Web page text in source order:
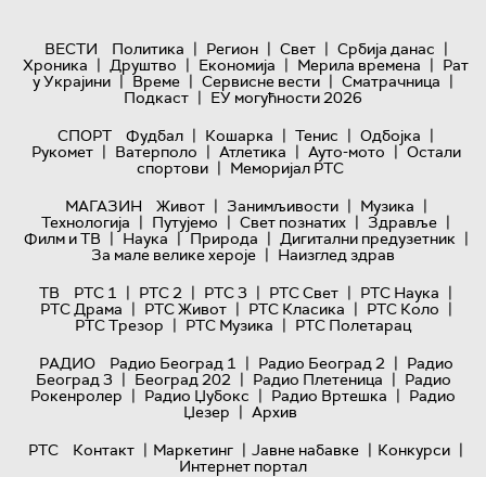
ВЕСТИ Политика | Регион | Свет | Србија данас |
Хроника | Друштво | Економија | Мерила времена | Рат
у Украјини | Време | Сервисне вести | Сматрачница |
Подкаст | ЕУ могућности 2026
СПОРТ
Фудбал | Кошарка | Тенис | Одбојка |
Рукомет | Ватерполо | Атлетика | Ауто-мото | Остали
спортови | Меморијал РТС
МАГАЗИН
Живот | Занимљивости | Музика |
Технологијa | Путујемо | Свет познатих | Здравље |
Филм и ТВ | Наука | Природа | Дигитални предузетник |
За мале велике хероје | Наизглед здрав
ТВ
РТС 1 | РТС 2 | РТС 3 | РТС Свет | РТС Наука |
РТС Драма | РТС Живот | РТС Класика | РТС Коло |
РТС Трезор | РТС Музика | РТС Полетарац
РАДИО
Радио Београд 1 | Радио Београд 2 | Радио
Београд 3 | Београд 202 | Радио Плетеница | Радио
Рокенролер | Радио Џубокс | Радио Вртешка | Радио
Џезер | Архив
РТС
Контакт | Маркетинг | Јавне набавке | Конкурси |
Интернет портал